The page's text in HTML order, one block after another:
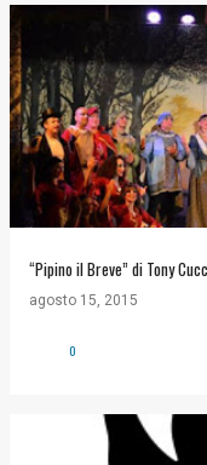
“Pipino il Breve” di Tony
agosto 15, 2015
0